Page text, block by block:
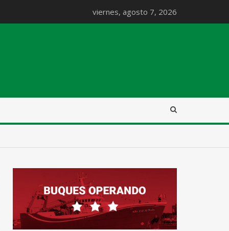
viernes, agosto 7, 2026